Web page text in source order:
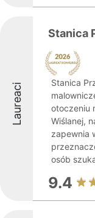
Laureaci
Stanica
Stanica
otoczeniu
Wiślanej,
zapewnia
osób
9.4